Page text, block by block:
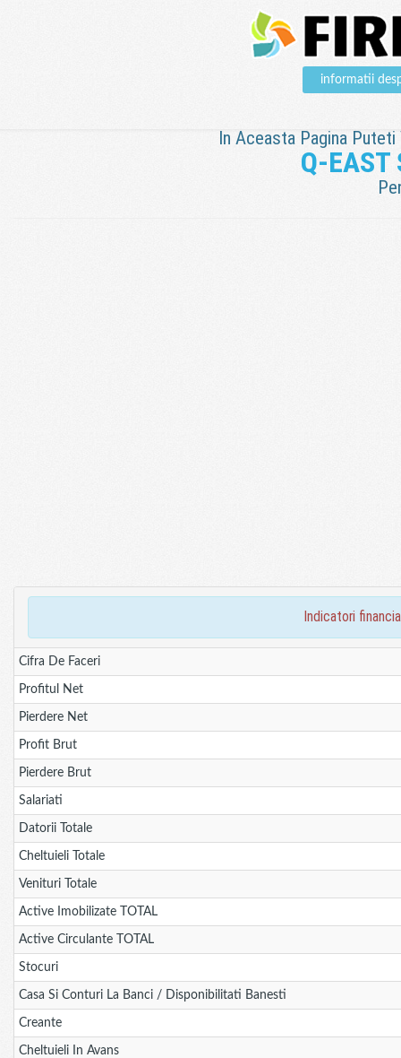
informatii
In Aceasta Pagina
Q-EAST
indicatori
Cifra De Faceri
Profitul Net
Pierdere Net
Profit Brut
Pierdere Brut
Salariati
Datorii Totale
Cheltuieli Totale
Venituri Totale
Active Imobilizate TOTAL
Active Circulante TOTAL
Stocuri
Casa Si Conturi La Banci / Disponibilitati Banesti
Creante
Cheltuieli In Avans